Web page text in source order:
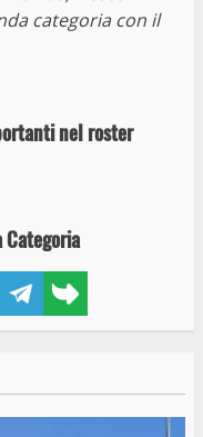
WhatsAppTelegram
link
categoria con il
nel roster
Categoria